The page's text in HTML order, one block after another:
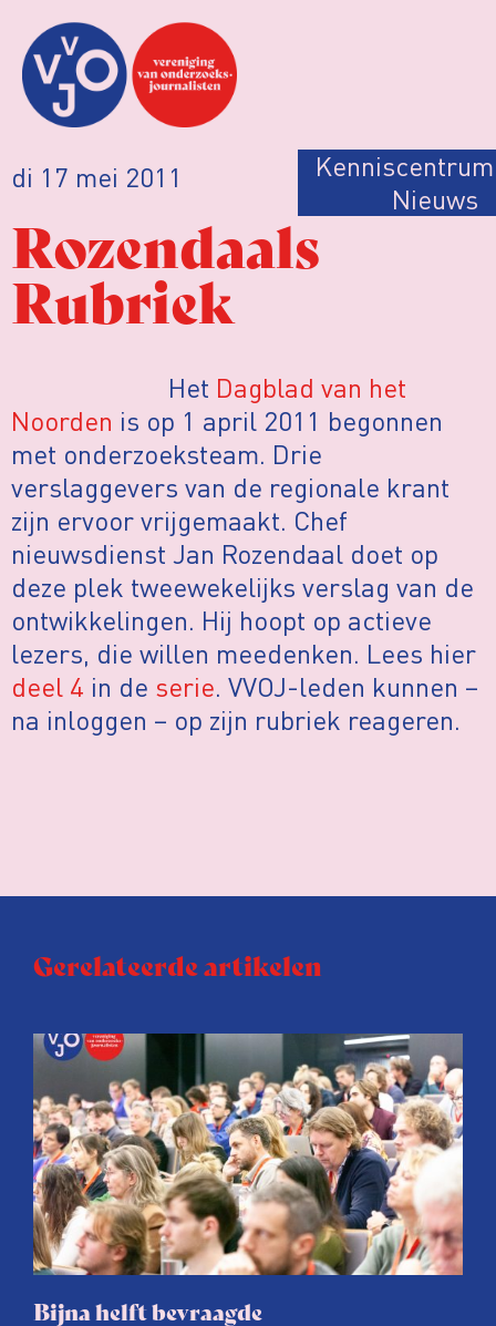
di 17 mei 2011 Kenniscentrum
Nieuws
Rozendaals
Rubriek
Het Dagblad van het
Noorden is op 1 april 2011 begonnen
met onderzoeksteam. Drie
verslaggevers van de regionale krant
zijn ervoor vrijgemaakt. Chef
nieuwsdienst Jan Rozendaal doet op
deze plek tweewekelijks verslag van de
ontwikkelingen. Hij hoopt op actieve
lezers, die willen meedenken. Lees hier
deel 4 in de serie. VVOJ-leden kunnen –
na inloggen – op zijn rubriek reageren.
Gerelateerde artikelen
Bijna helft bevraagde